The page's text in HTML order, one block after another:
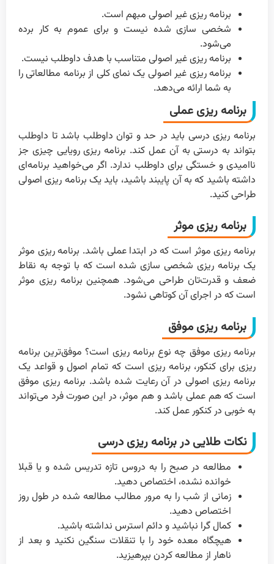
برنامه ریزی غیر اصولی مبهم است.
شخصی سازی شده نیست و برای عموم به کار برده
می‌شود.
برنامه ریزی غیر اصولی متناسب با هدف داوطلب نیست.
برنامه ریزی غیر اصولی یک نمای کلی از برنامه مطالعاتی را
به شما ارائه می‌دهد.
برنامه ریزی عملی
برنامه ریزی درسی باید در حد و توان داوطلب باشد تا داوطلب
بتواند به درستی به آن عمل کند. برنامه ریزی رویایی چیزی جز
ناامیدی و خستگی برای داوطلب ندارد. اگر می‌خواهید برنامه‌ای
داشته باشید که به آن پایبند باشید، باید یک برنامه ریزی اصولی
طراحی کنید.
برنامه ریزی موثر
برنامه ریزی موثر است که در ابتدا عملی باشد. برنامه ریزی موثر
یک برنامه ریزی شخصی سازی شده است که با توجه به نقاط
ضعف و قدرت‌تان طراحی می‌شود. همچنین برنامه ریزی موثر
است که در اجرای آن کوتاهی نشود.
برنامه ریزی موفق
برنامه ریزی موفق چه نوع برنامه ریزی است؟ موفق‌ترین برنامه
ریزی برای کنکور، برنامه ریزی است که تمام اصول و قواعد یک
برنامه ریزی اصولی در آن رعایت شده باشد. برنامه ریزی موفق
است که هم عملی باشد و هم موثر، در این صورت فرد می‌تواند
به خوبی در کنکور عمل کند.
نکات طلایی در برنامه ریزی درسی
مطالعه در صبح را به دروس تازه تدریس شده و یا قبلا
خوانده نشده، اختصاص دهید.
زمانی از شب را به مرور مطالب مطالعه شده در طول روز
اختصاص دهید.
کمال گرا نباشید و دائم استرس نداشته باشید.
هیچگاه معده خود را با تنقلات سنگین نکنید و بعد از
ناهار از مطالعه کردن بپرهیزید.